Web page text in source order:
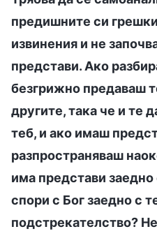
предишните си
извинения и не
представи. Ако
безгрижно предаваш
другите, така че и те
теб, и ако имаш
разпространяваш
има представи заедно
спори с Бог заедно с
подстрекателство?